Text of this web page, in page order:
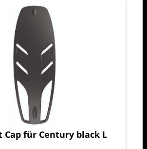
Cap für Century black L